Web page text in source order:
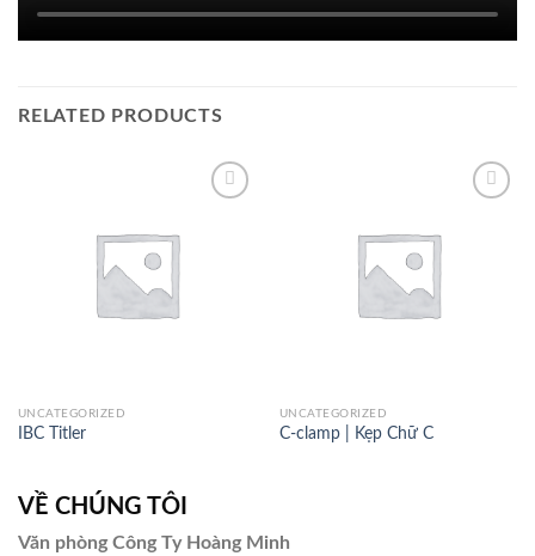
RELATED PRODUCTS
UNCATEGORIZED
IBC Titler
UNCATEGORIZED
C-clamp | Kẹp Chữ C
VỀ CHÚNG TÔI
Văn phòng Công Ty Hoàng Minh